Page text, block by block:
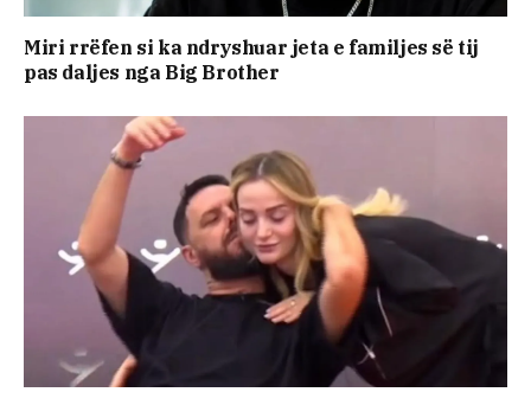
Miri rrëfen si ka ndryshuar jeta e familjes së tij
pas daljes nga Big Brother